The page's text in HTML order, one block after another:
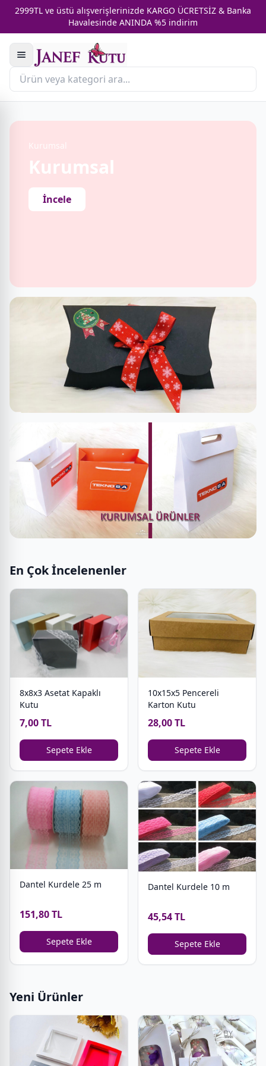
2999TL ve üstü alışverişlerinizde KARGO ÜCRETSİZ & Banka
Havalesinde ANINDA %5 indirim
Kurumsal
Kurumsal
İncele
En Çok İncelenenler
8x8x3 Asetat Kapaklı
Kutu
7,00 TL
Sepete Ekle
10x15x5 Pencereli
Karton Kutu
28,00 TL
Sepete Ekle
Dantel Kurdele 25 m
151,80 TL
Sepete Ekle
Dantel Kurdele 10 m
45,54 TL
Sepete Ekle
Yeni Ürünler